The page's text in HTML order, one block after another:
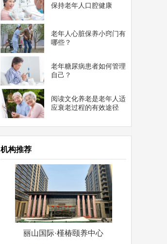
保持老年人口腔健康
老年人心脏保养小窍门有
哪些？
老年糖尿病患者如何管理
自己？
阅读文化养老是老年人适
应衰老过程的有效途径
机构推荐
丽山国际·槿椿颐养中心